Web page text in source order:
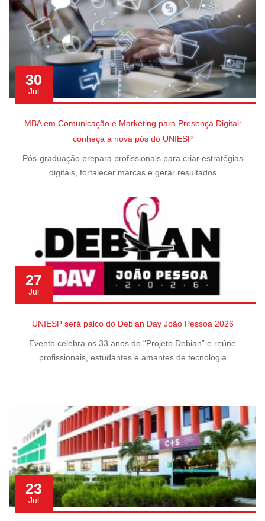
30
Jul
MBA em Comunicação e Marketing para Presença Digital:
conheça a nova pós do UNIESP
Pós-graduação prepara profissionais para criar estratégias
digitais, fortalecer marcas e gerar resultados
27
Jul
UNIESP será palco do Debian Day João Pessoa 2026
Evento celebra os 33 anos do “Projeto Debian” e reúne
profissionais, estudantes e amantes de tecnologia
23
Jul